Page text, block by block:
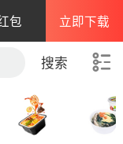
包 立即下载
搜索